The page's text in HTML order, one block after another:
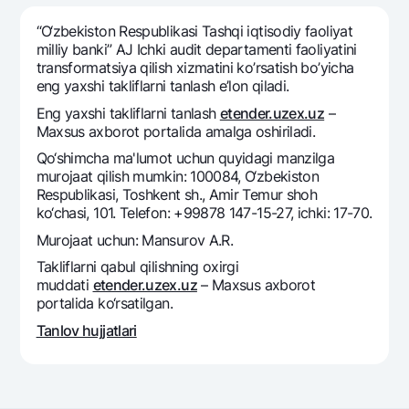
Hamma uchun USD uchun
Talab qilib olinguncha USD
Oltin omonat
NBU’dan oltin quymalar
Kumush omonat
UzCard/HUMO
Visa
Visa FIFA
Mastercard
Ish haqi
Garmin pay
Eskrou hisobvarag‘i
Tariflar
Aksiyalar
Milliy mobil ilovasi
Ko'p beriladigan savollar
Sayt bo‘yicha qidiring
“O‘zbеkiston Rеspublikasi Tashqi iqtisodiy faoliyat
milliy banki” AJ Ichki audit departamenti faoliyatini
transformatsiya qilish xizmatini ko’rsatish bo’yicha
eng yaxshi takliflarni tanlash e’lon qiladi.
Eng yaxshi takliflarni tanlash etender.uzex.uz –
Maxsus axborot portalida amalga oshiriladi.
Qo‘shimcha ma'lumot uchun quyidagi manzilga
murojaat qilish mumkin: 100084, O‘zbekiston
Respublikasi, Toshkent sh., Amir Temur shoh
ko‘chasi, 101. Telefon: +99878 147-15-27, ichki: 17-70.
Murojaat uchun: Mansurov A.R.
Takliflarni qabul qilishning oxirgi
muddati etender.uzex.uz– Maxsus axborot
portalida ko‘rsatilgan.
Tanlov hujjatlari